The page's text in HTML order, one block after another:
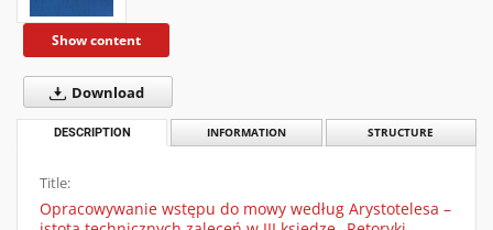
Show content
Download
DESCRIPTION INFORMATION STRUCTURE
Title:
Opracowywanie wstępu do mowy według Arystotelesa –